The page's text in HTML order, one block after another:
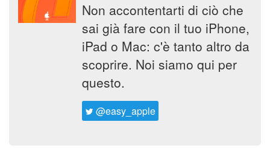
Non accontentarti di ciò che
sai già fare con il tuo iPhone,
iPad o Mac: c'è tanto altro da
scoprire. Noi siamo qui per
questo.
@easy_apple